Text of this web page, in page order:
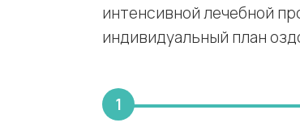
интенсивной лечебной
индивидуальный план